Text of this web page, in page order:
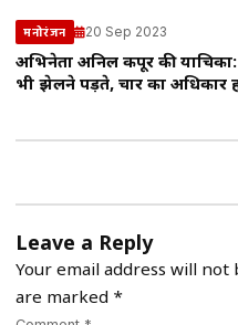
मनोरंजन 20 Sep 2023
अभिनेता अनिल कपूर की
भी झेलने पड़ते, प्रचार का अधिकार
Leave a Reply
Your email address will not
are marked *